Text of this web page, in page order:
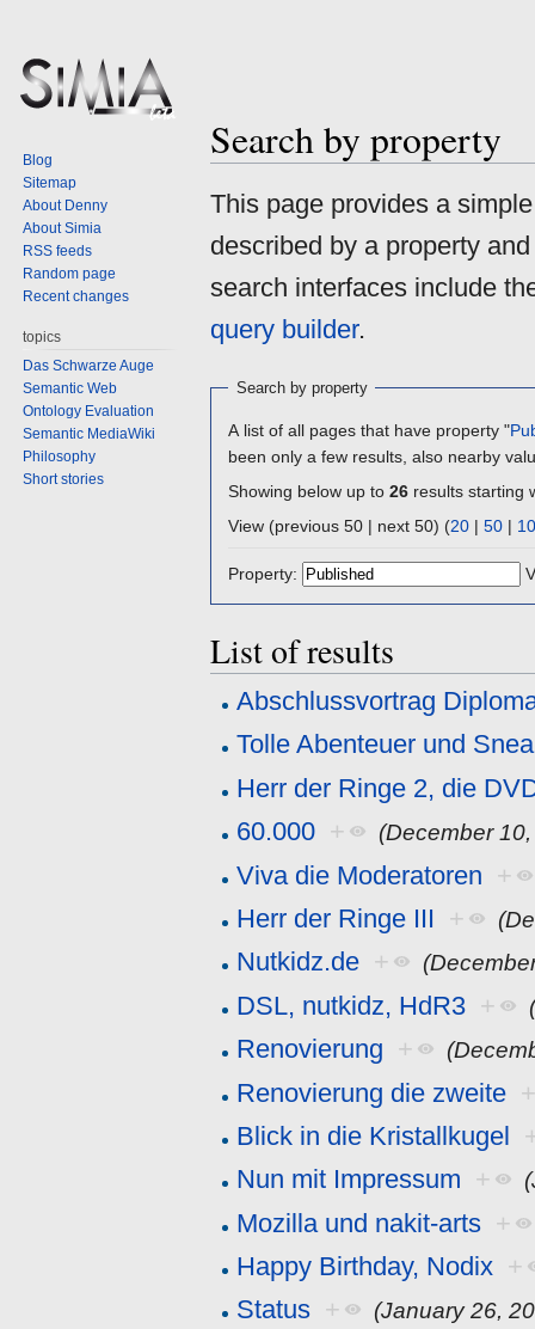
Search by property
Jump
navigation
Jump
search
This page provides a
described by a property
search interfaces include
query builder.
Search by property
A list of all pages that have property "
been only a few results, also nearby
Showing below up to 26 results starting
View (previous 50 | next 50) (20 | 50 |
Property:
List of results
Abschlussvortrag
Tolle Abenteuer und
Herr der Ringe 2, die
60.000 + (December
Viva die Moderatoren +
Herr der Ringe III +
Nutkidz.de +
DSL, nutkidz, HdR3 +
Renovierung +
Renovierung die zweite
Blick in die Kristallkugel
Nun mit Impressum +
Mozilla und nakit-arts +
Happy Birthday, Nodix +
Status + (January 26,
Blog
Sitemap
About Denny
About Simia
RSS feeds
Random page
Recent changes
topics
Das Schwarze Auge
Semantic Web
Ontology Evaluation
Semantic MediaWiki
Philosophy
Short stories